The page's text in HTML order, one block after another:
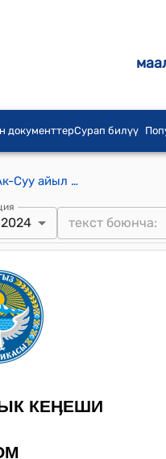
документтерСурап билүү
Ак-Суу айылдык кеңешинин 2024-жылдын 19-январындагы №176 "Ак-Суу айыл өкмөтүнүн 2023-жылда бюджетинин аткарылышы жана 2024-жылга бюджетин бекитүү жөнүндө” токтому